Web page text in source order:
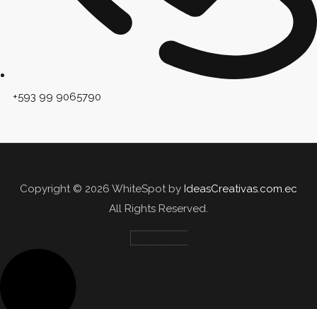
+593 99 9065790
Copyright © 2026 WhiteSpot by IdeasCreativas.com.ec
All Rights Reserved.